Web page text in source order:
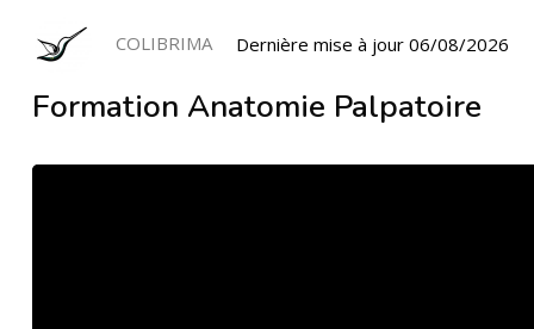
COLIBRIMA Dernière mise à jour 06/08/2026
Formation Anatomie Palpatoire